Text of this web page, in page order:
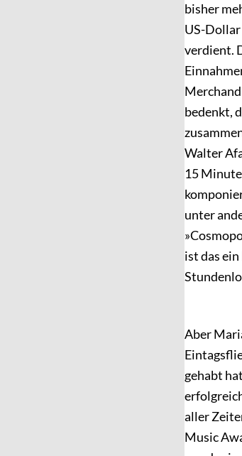
bisher
US-
verdient.
bedenkt,
Walter
15
unter
ist das
Aber
gehabt
aller
Music